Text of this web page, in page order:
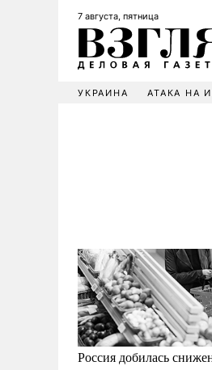
7 августа, пятница
УКРАИНА АТАКА НА
Россия добилась